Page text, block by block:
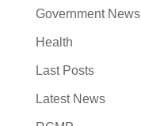
Government News
Health
Last Posts
Latest News